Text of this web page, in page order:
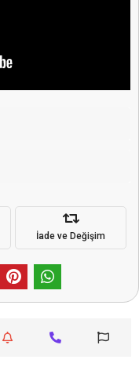
İade ve Değişim